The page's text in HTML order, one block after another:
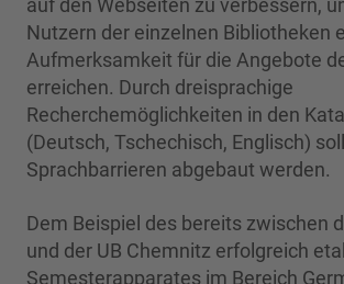
auf den Webseiten zu verbessern,
Nutzern der einzelnen Bibliotheken
Aufmerksamkeit für die Angebote
erreichen. Durch dreisprachige
Recherchemöglichkeiten in den
(Deutsch, Tschechisch, Englisch)
Sprachbarrieren abgebaut werden.
Dem Beispiel des bereits zwischen
und der UB Chemnitz erfolgreich
Semesterapparates im Bereich